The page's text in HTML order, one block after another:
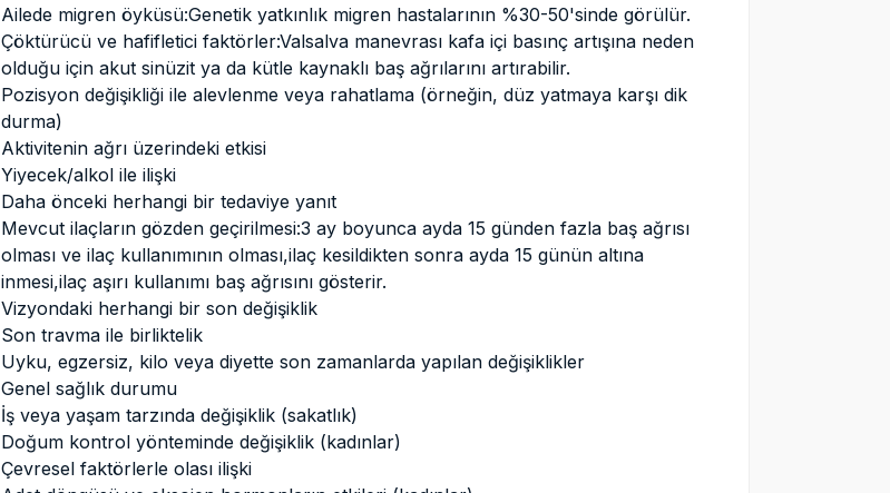
Ailede migren öyküsü:Genetik yatkınlık migren hastalarının %30-50'sinde görülür.
Çöktürücü ve hafifletici faktörler:Valsalva manevrası kafa içi basınç artışına neden
olduğu için akut sinüzit ya da kütle kaynaklı baş ağrılarını artırabilir.
Pozisyon değişikliği ile alevlenme veya rahatlama (örneğin, düz yatmaya karşı dik
durma)
Aktivitenin ağrı üzerindeki etkisi
Yiyecek/alkol ile ilişki
Daha önceki herhangi bir tedaviye yanıt
Mevcut ilaçların gözden geçirilmesi:3 ay boyunca ayda 15 günden fazla baş ağrısı
olması ve ilaç kullanımının olması,ilaç kesildikten sonra ayda 15 günün altına
inmesi,ilaç aşırı kullanımı baş ağrısını gösterir.
Vizyondaki herhangi bir son değişiklik
Son travma ile birliktelik
Uyku, egzersiz, kilo veya diyette son zamanlarda yapılan değişiklikler
Genel sağlık durumu
İş veya yaşam tarzında değişiklik (sakatlık)
Doğum kontrol yönteminde değişiklik (kadınlar)
Çevresel faktörlerle olası ilişki